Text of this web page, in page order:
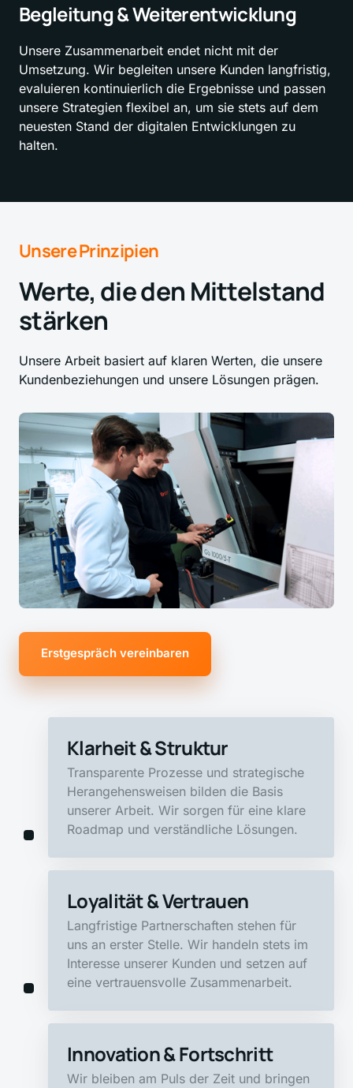
Begleitung & Weiterentwicklung
Unsere Zusammenarbeit endet nicht mit der
Umsetzung. Wir begleiten unsere Kunden langfristig,
evaluieren kontinuierlich die Ergebnisse und passen
unsere Strategien flexibel an, um sie stets auf dem
neuesten Stand der digitalen Entwicklungen zu
halten.
Unsere Prinzipien
Werte, die den Mittelstand
stärken
Unsere Arbeit basiert auf klaren Werten, die unsere
Kundenbeziehungen und unsere Lösungen prägen.
Erstgespräch vereinbaren
Klarheit & Struktur
Transparente Prozesse und strategische
Herangehensweisen bilden die Basis
unserer Arbeit. Wir sorgen für eine klare
Roadmap und verständliche Lösungen.
Loyalität & Vertrauen
Langfristige Partnerschaften stehen für
uns an erster Stelle. Wir handeln stets im
Interesse unserer Kunden und setzen auf
eine vertrauensvolle Zusammenarbeit.
Innovation & Fortschritt
Wir bleiben am Puls der Zeit und bringen